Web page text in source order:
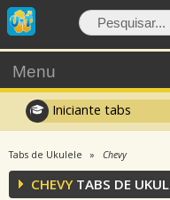
Menu
Iniciante tabs
Tabs de Ukulele Chevy
CHEVYTABS DE